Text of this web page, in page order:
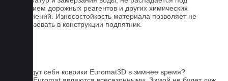
действием дорожных реагентов и других химических
загрязнений. Износостойкость материала позволяет не
использовать в конструкции подпятник.
Как ведут себя коврики Euromat3D в зимнее время?